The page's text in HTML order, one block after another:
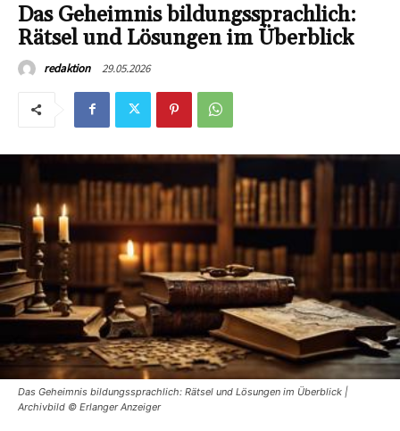
Das Geheimnis bildungssprachlich:
Rätsel und Lösungen im Überblick
redaktion 29.05.2026
Das Geheimnis bildungssprachlich: Rätsel und Lösungen im Überblick |
Archivbild © Erlanger Anzeiger